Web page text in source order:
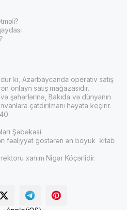
ki, Azərbaycanda operativ satış
onlayn satış mağazasıdır.
şəhərlərinə, Bakıda və dünyanın
çatdırılmanı həyata keçirir.
Şəbəkəsi
fəaliyyət göstərən ən böyük kitab
xanım Nigar Köçərlidir.